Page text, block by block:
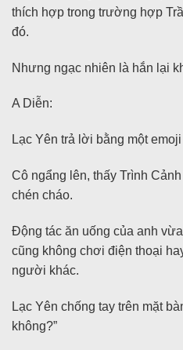
thích hợp trong trường hợp
đó.
Nhưng ngạc nhiên là hắn lại
A Diễn:
Lạc Yên trả lời bằng một
Cô ngẩng lên, thấy Trình
chén cháo.
Động tác ăn uống của anh
cũng không chơi điện thoại
người khác.
Lạc Yên chống tay trên mặt
không?”